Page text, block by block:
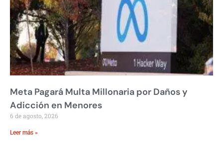
Meta Pagará Multa Millonaria por Daños y
Adicción en Menores
6 de agosto, 2026
Leer más »